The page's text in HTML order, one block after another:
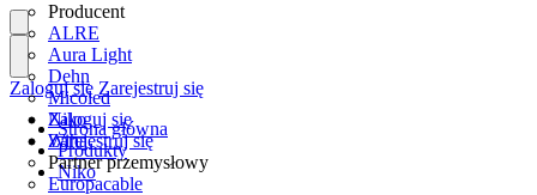
Producent
ALRE
Aura Light
Dehn
Micoled
Niko
Wiha
Partner przemysłowy
Europacable
Zaloguj się
Zarejestruj się
Zaloguj się Zarejestruj się
Strona główna
Produkty
Niko